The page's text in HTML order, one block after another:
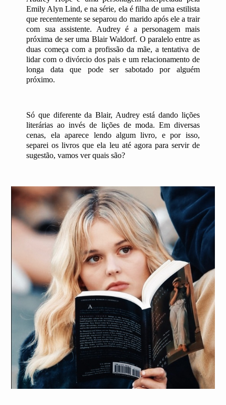
Emily Alyn Lind, e na série, ela é filha de uma estilista
que recentemente se separou do marido após ele a trair
com sua assistente. Audrey é a personagem mais
próxima de ser uma Blair Waldorf. O paralelo entre as
duas começa com a profissão da mãe, a tentativa de
lidar com o divórcio dos pais e um relacionamento de
longa data que pode ser sabotado por alguém
próximo.
Só que diferente da Blair, Audrey está dando lições
literárias ao invés de lições de moda. Em diversas
cenas, ela aparece lendo algum livro, e por isso,
separei os livros que ela leu até agora para servir de
sugestão, vamos ver quais são?